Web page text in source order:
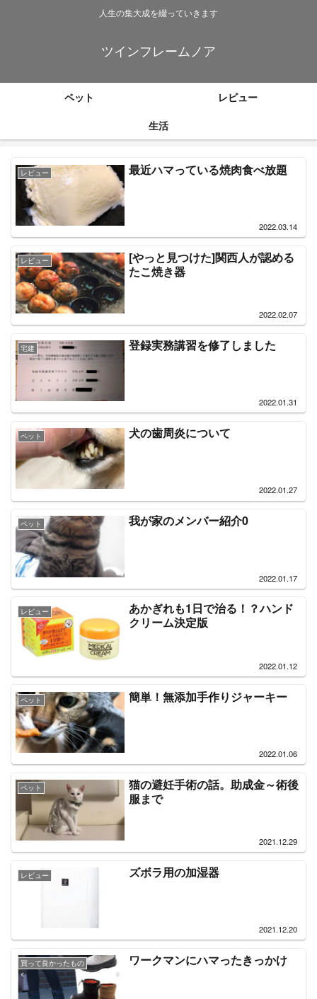
人生の集大成を綴っていきます
ツインフレームノア
ペット
レビュー
生活
レビュー 最近ハマっている焼肉食べ放題
2022.03.14
レビュー
[やっと見つけた]関西人が認める
たこ焼き器
2022.02.07
宅建 登録実務講習を修了しました
2022.01.31
ペット 犬の歯周炎について
2022.01.27
ペット 我が家のメンバー紹介0
2022.01.17
レビュー
あかぎれも1日で治る！？ハンド
クリーム決定版
2022.01.12
ペット 簡単！無添加手作りジャーキー
2022.01.06
ペット
猫の避妊手術の話。助成金～術後
服まで
2021.12.29
レビュー ズボラ用の加湿器
2021.12.20
買って良かったもの ワークマンにハマったきっかけ